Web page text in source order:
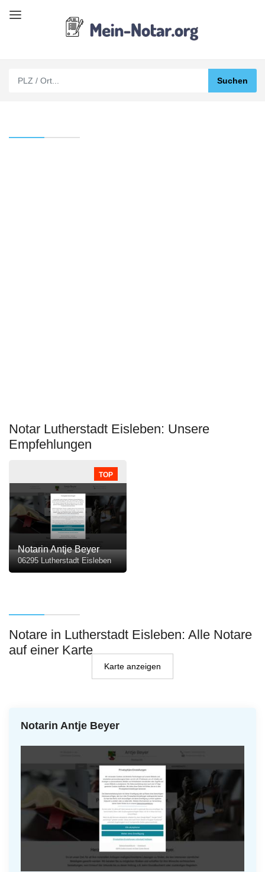
Notar Lutherstadt Eisleben: Unsere
Empfehlungen
TOP
Notarin Antje Beyer
06295 Lutherstadt Eisleben
Notare in Lutherstadt Eisleben: Alle Notare
auf einer Karte
Karte anzeigen
Notarin Antje Beyer